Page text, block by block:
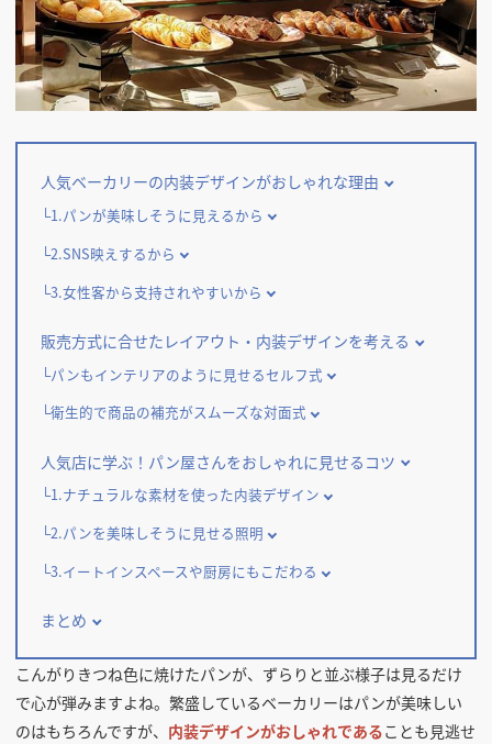
人気ベーカリーの内装デザインがおしゃれな理由
1.パンが美味しそうに見えるから
2.SNS映えするから
3.女性客から支持されやすいから
販売方式に合せたレイアウト・内装デザインを考える
パンもインテリアのように見せるセルフ式
衛生的で商品の補充がスムーズな対面式
人気店に学ぶ！パン屋さんをおしゃれに見せるコツ
1.ナチュラルな素材を使った内装デザイン
2.パンを美味しそうに見せる照明
3.イートインスペースや厨房にもこだわる
まとめ
こんがりきつね色に焼けたパンが、ずらりと並ぶ様子は見るだけ
で心が弾みますよね。繁盛しているベーカリーはパンが美味しい
のはもちろんですが、 内装デザインがおしゃれであることも見逃せ